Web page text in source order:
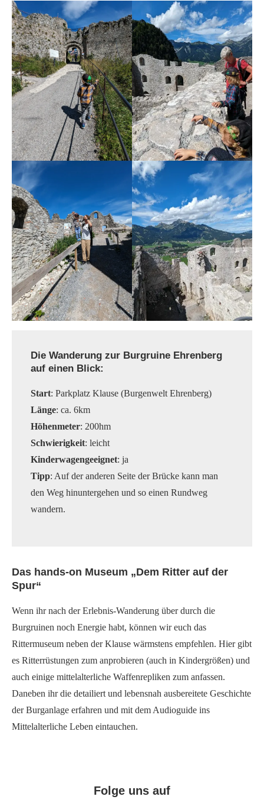
Die Wanderung zur Burgruine Ehrenberg
auf einen Blick:
Start: Parkplatz Klause (Burgenwelt Ehrenberg)
Länge: ca. 6km
Höhenmeter: 200hm
Schwierigkeit: leicht
Kinderwagengeeignet: ja
Tipp: Auf der anderen Seite der Brücke kann man
den Weg hinuntergehen und so einen Rundweg
wandern.
Das hands-on Museum „Dem Ritter auf der
Spur“
Wenn ihr nach der Erlebnis-Wanderung über durch die
Burgruinen noch Energie habt, können wir euch das
Rittermuseum neben der Klause wärmstens empfehlen. Hier gibt
es Ritterrüstungen zum anprobieren (auch in Kindergrößen) und
auch einige mittelalterliche Waffenrepliken zum anfassen.
Daneben ihr die detailiert und lebensnah ausbereitete Geschichte
der Burganlage erfahren und mit dem Audioguide ins
Mittelalterliche Leben eintauchen.
Folge uns auf